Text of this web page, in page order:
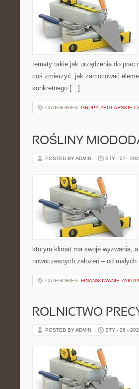
tematy takie jak urządzenia do prac
coś zmierzyć, jak zamocować
konkretnego […]
CATEGORIES: GRUPY ŻEGLARSKIE I
ROŚLINY
POSTED BY ADMIN STY - 27 -
którym klimat ma swoje wyzwania,
nowoczesnych założeń – od
CATEGORIES: FINANSOWANIE
ROLNICTWO
POSTED BY ADMIN STY - 26 -